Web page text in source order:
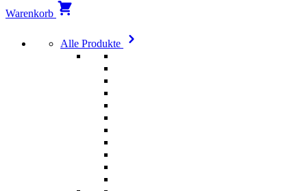
Warenkorb
Alle Produkte